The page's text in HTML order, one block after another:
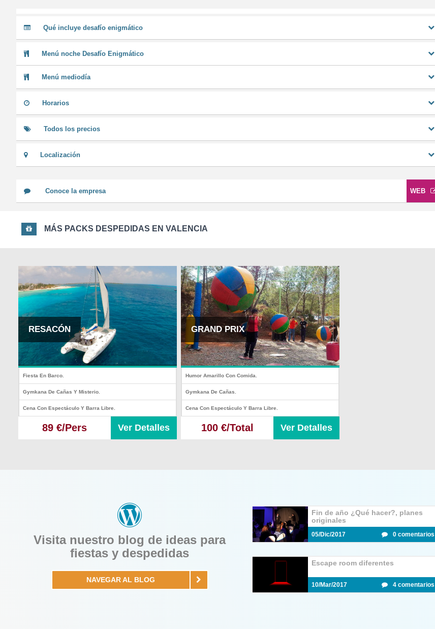
Qué incluye desafío enigmático
Menú noche Desafío Enigmático
Menú mediodía
Horarios
Todos los precios
Localización
Conoce la empresa WEB
MÁS PACKS DESPEDIDAS EN VALENCIA
RESACÓN
Fiesta En Barco.
Gymkana De Cañas Y Misterio.
Cena Con Espectáculo Y Barra Libre.
89 €/Pers Ver Detalles
GRAND PRIX
Humor Amarillo Con Comida.
Gymkana De Cañas.
Cena Con Espectáculo Y Barra Libre.
100 €/Total Ver Detalles
Visita nuestro blog de ideas para
fiestas y despedidas
NAVEGAR AL BLOG
Fin de año ¿Qué hacer?, planes
originales
05/Dic/2017 0 comentarios
Escape room diferentes
10/Mar/2017 4 comentarios